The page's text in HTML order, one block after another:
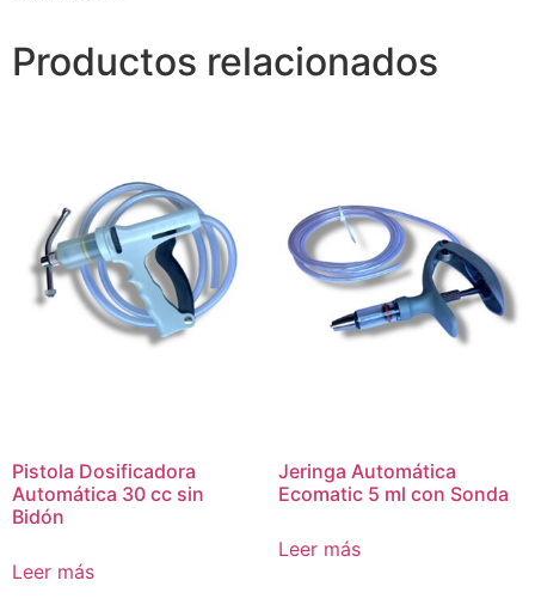
Productos relacionados
Pistola Dosificadora
Automática 30 cc sin
Bidón
Leer más
Jeringa Automática
Ecomatic 5 ml con Sonda
Leer más